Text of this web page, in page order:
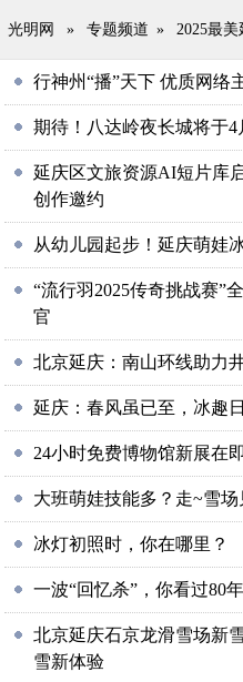
光明网 » 专题频道 » 2025最美
行神州“播”天下 优质网络
期待！八达岭夜长城将于4
延庆区文旅资源AI短片库
创作邀约
从幼儿园起步！延庆萌娃
“流行羽2025传奇挑战赛”
官
北京延庆：南山环线助力
延庆：春风虽已至，冰趣
24小时免费博物馆新展在
大班萌娃技能多？走~雪场
冰灯初照时，你在哪里？
一波“回忆杀”，你看过80
北京延庆石京龙滑雪场新
雪新体验